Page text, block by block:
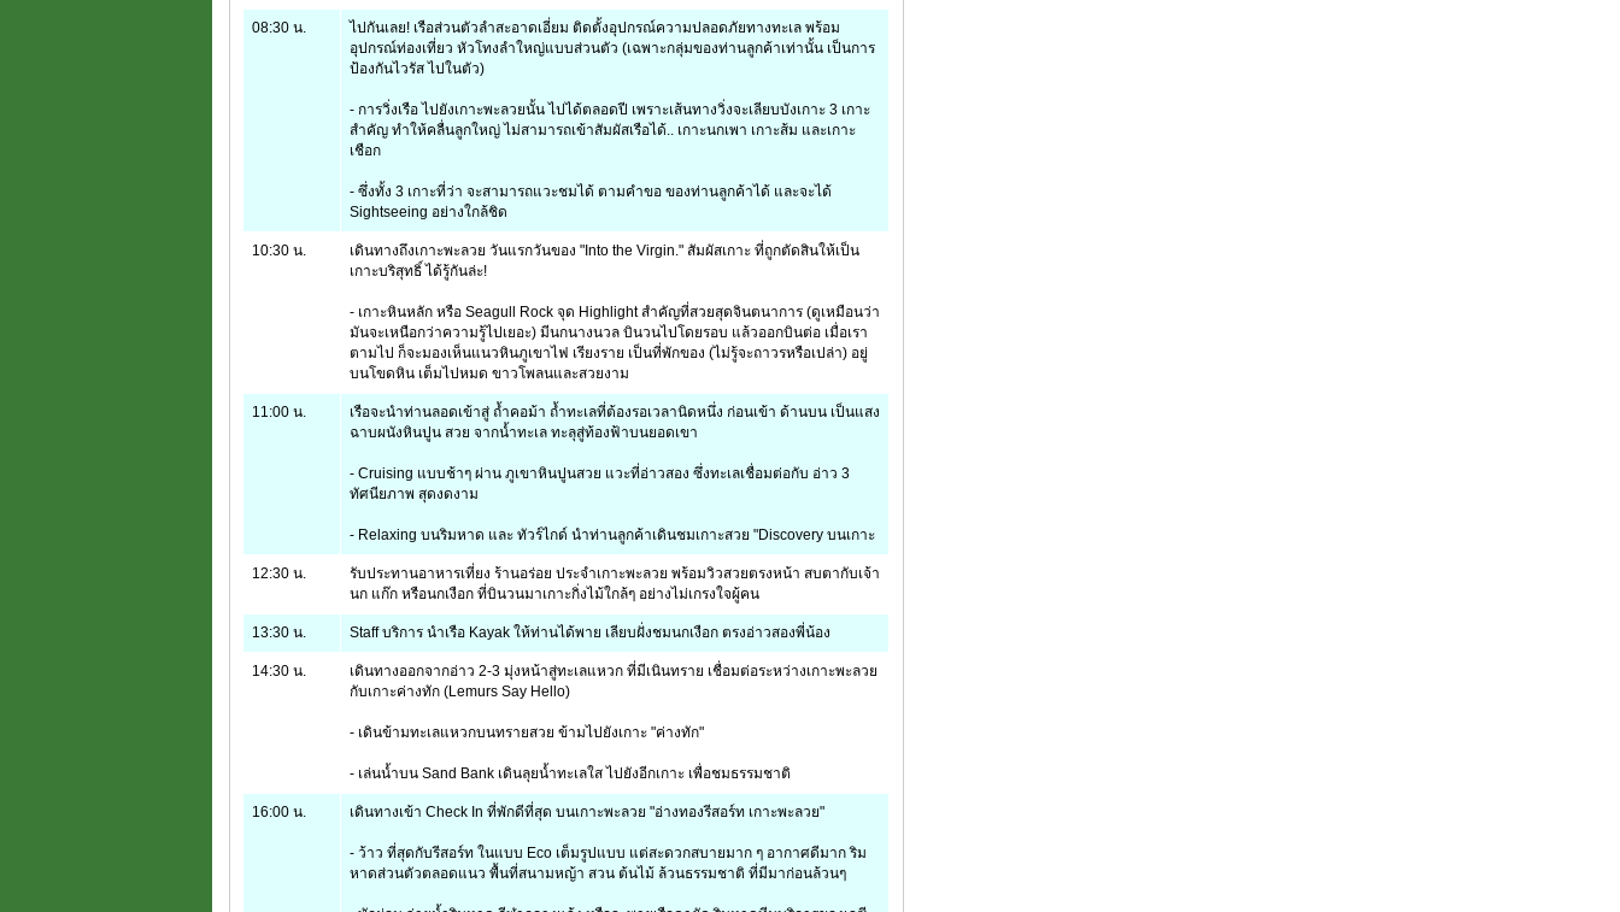
08:30 น.
ไปกันเลย! เรือส่วนตัวลำสะอาดเอี่ยม ติดตั้งอุปกรณ์ความปลอดภัยทางทะเล พร้อม
อุปกรณ์ท่องเที่ยว หัวโทงลำใหญ่แบบส่วนตัว (เฉพาะกลุ่มของท่านลูกค้าเท่านั้น เป็นการ
ป้องกันไวรัส ไปในตัว)
- การวิ่งเรือ ไปยังเกาะพะลวยนั้น ไปได้ตลอดปี เพราะเส้นทางวิ่งจะเลียบบังเกาะ 3 เกาะ
สำคัญ ทำให้คลื่นลูกใหญ่ ไม่สามารถเข้าสัมผัสเรือได้.. เกาะนกเพา เกาะส้ม และเกาะ
เชือก
- ซึ่งทั้ง 3 เกาะที่ว่า จะสามารถแวะชมได้ ตามคำขอ ของท่านลูกค้าได้ และจะได้
Sightseeing อย่างใกล้ชิด
10:30 น.
เดินทางถึงเกาะพะลวย วันแรกวันของ "Into the Virgin." สัมผัสเกาะ ที่ถูกตัดสินให้เป็น
เกาะบริสุทธิ์ ได้รู้กันล่ะ!
- เกาะหินหลัก หรือ Seagull Rock จุด Highlight สำคัญที่สวยสุดจินตนาการ (ดูเหมือนว่า
มันจะเหนือกว่าความรู้ไปเยอะ) มีนกนางนวล บินวนไปโดยรอบ แล้วออกบินต่อ เมื่อเรา
ตามไป ก็จะมองเห็นแนวหินภูเขาไฟ เรียงราย เป็นที่พักของ (ไม่รู้จะถาวรหรือเปล่า) อยู่
บนโขดหิน เต็มไปหมด ขาวโพลนและสวยงาม
11:00 น.
เรือจะนำท่านลอดเข้าสู่ ถ้ำคอม้า ถ้ำทะเลที่ต้องรอเวลานิดหนึ่ง ก่อนเข้า ด้านบน เป็นแสง
ฉาบผนังหินปูน สวย จากน้ำทะเล ทะลุสู่ท้องฟ้าบนยอดเขา
- Cruising แบบช้าๆ ผ่าน ภูเขาหินปูนสวย แวะที่อ่าวสอง ซึ่งทะเลเชื่อมต่อกับ อ่าว 3
ทัศนียภาพ สุดงดงาม
- Relaxing บนริมหาด และ ทัวร์ไกด์ นำท่านลูกค้าเดินชมเกาะสวย "Discovery บนเกาะ
12:30 น.
รับประทานอาหารเที่ยง ร้านอร่อย ประจำเกาะพะลวย พร้อมวิวสวยตรงหน้า สบตากับเจ้า
นก แก๊ก หรือนกเงือก ที่บินวนมาเกาะกิ่งไม้ใกล้ๆ อย่างไม่เกรงใจผู้คน
13:30 น. Staff บริการ นำเรือ Kayak ให้ท่านได้พาย เลียบฝั่งชมนกเงือก ตรงอ่าวสองพี่น้อง
14:30 น.
เดินทางออกจากอ่าว 2-3 มุ่งหน้าสู่ทะเลแหวก ที่มีเนินทราย เชื่อมต่อระหว่างเกาะพะลวย
กับเกาะค่างทัก (Lemurs Say Hello)
- เดินข้ามทะเลแหวกบนทรายสวย ข้ามไปยังเกาะ "ค่างทัก"
- เล่นน้ำบน Sand Bank เดินลุยน้ำทะเลใส ไปยังอีกเกาะ เพื่อชมธรรมชาติ
16:00 น. เดินทางเข้า Check In ที่พักดีที่สุด บนเกาะพะลวย "อ่างทองรีสอร์ท เกาะพะลวย"
- ว้าว ที่สุดกับรีสอร์ท ในแบบ Eco เต็มรูปแบบ แต่สะดวกสบายมาก ๆ อากาศดีมาก ริม
หาดส่วนตัวตลอดแนว พื้นที่สนามหญ้า สวน ต้นไม้ ล้วนธรรมชาติ ที่มีมาก่อนล้วนๆ